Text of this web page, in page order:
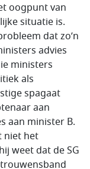
oogpunt van
situatie is.
dat zo’n
advies
ministers
als
spagaat
aan
aan minister B.
niet het
weet dat de SG